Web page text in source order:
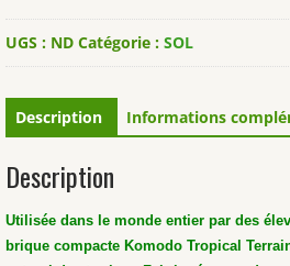
UGS : ND Catégorie : SOL
Description Informations
Description
Utilisée dans le monde entier par des
brique compacte Komodo Tropical